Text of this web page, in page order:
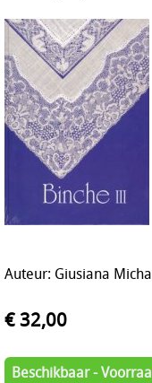
Auteur: Giusiana
€ 32,00
Beschikbaar -